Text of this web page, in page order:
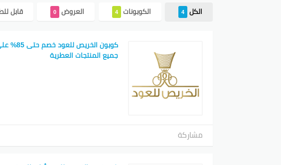
الكل 4 الكوبونات 4 العروض 0 قابل
كوبون الخريص للعود خصم
جميع المنتجات العطرية
مشاركة